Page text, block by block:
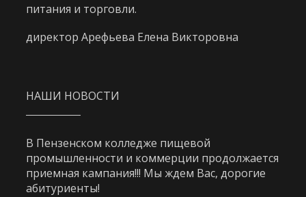
питания и торговли.
директор Арефьева Елена Викторовна
НАШИ НОВОСТИ
В Пензенском колледже пищевой
промышленности и коммерции продолжается
приемная кампания!!! Мы ждем Вас, дорогие
абитуриенты!